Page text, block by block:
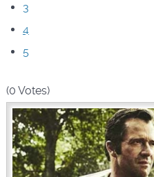
3
4
5
(0 Votes)